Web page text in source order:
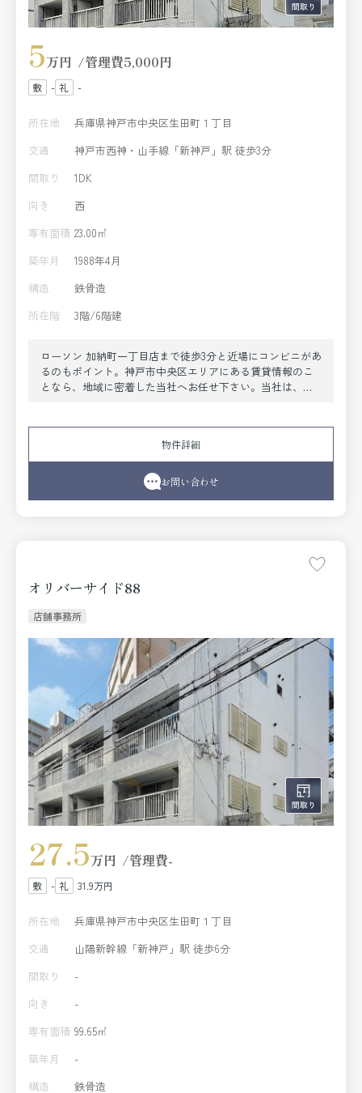
5万円 管理費5,000円
- -
所在地
兵庫県神戸市中央区生田町１丁目
交通
神戸市西神・山手線「新神戸」駅 徒歩3分
間取り
1DK
向き
西
専有面積 23.00㎡
築年月
1988年4月
構造
鉄骨造
所在階
3階/6階建
ローソン 加納町一丁目店まで徒歩3分と近場にコンビニがあ
るのもポイント。神戸市中央区エリアにある賃貸情報のこ
となら、地域に密着した当社へお任せ下さい。当社は、多
物件詳細
お問い合わせ
オリバーサイド88
店舗事務所
27.5万円 管理費-
- 31.9万円
所在地
兵庫県神戸市中央区生田町１丁目
交通
山陽新幹線「新神戸」駅 徒歩6分
間取り
-
向き
-
専有面積 99.65㎡
築年月
-
構造
鉄骨造